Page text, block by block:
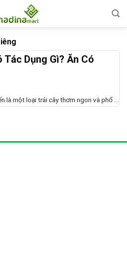
Tác Dụng Gì? Ăn Có
là một loại trái cây thơm ngon và phổ ...